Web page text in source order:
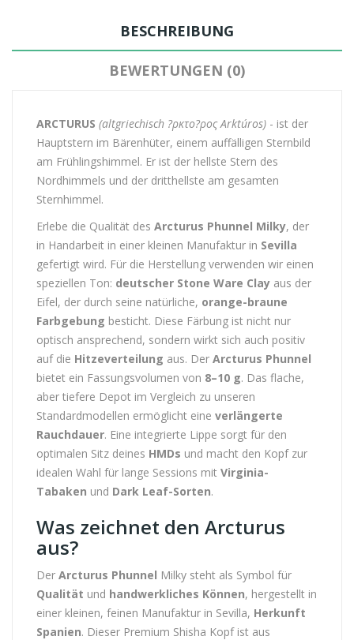
BESCHREIBUNG
BEWERTUNGEN (0)
ARCTURUS (altgriechisch ?ρκτο?ρος Arktúros) - ist der
Hauptstern im Bärenhüter, einem auffälligen Sternbild
am Frühlingshimmel. Er ist der hellste Stern des
Nordhimmels und der dritthellste am gesamten
Sternhimmel.
Erlebe die Qualität des Arcturus Phunnel Milky, der
in Handarbeit in einer kleinen Manufaktur in Sevilla
gefertigt wird. Für die Herstellung verwenden wir einen
speziellen Ton: deutscher Stone Ware Clay aus der
Eifel, der durch seine natürliche, orange-braune
Farbgebung besticht. Diese Färbung ist nicht nur
optisch ansprechend, sondern wirkt sich auch positiv
auf die Hitzeverteilung aus. Der Arcturus Phunnel
bietet ein Fassungsvolumen von 8–10 g. Das flache,
aber tiefere Depot im Vergleich zu unseren
Standardmodellen ermöglicht eine verlängerte
Rauchdauer. Eine integrierte Lippe sorgt für den
optimalen Sitz deines HMDs und macht den Kopf zur
idealen Wahl für lange Sessions mit Virginia-
Tabaken und Dark Leaf-Sorten.
Was zeichnet den Arcturus
aus?
Der Arcturus Phunnel Milky steht als Symbol für
Qualität und handwerkliches Können, hergestellt in
einer kleinen, feinen Manufaktur in Sevilla, Herkunft
Spanien. Dieser Premium Shisha Kopf ist aus